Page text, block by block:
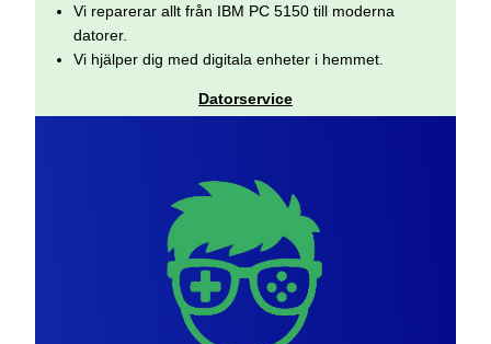
Vi reparerar allt från IBM PC 5150 till moderna
datorer.
Vi hjälper dig med digitala enheter i hemmet.
Datorservice